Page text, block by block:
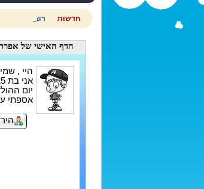
חדשות רוצים לדעת
הדף האישי של
היי ,
אני בת 25
יום ההולדת
אספתי עד